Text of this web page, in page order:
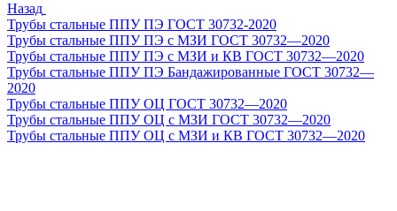
Назад
Трубы стальные ППУ ПЭ ГОСТ 30732-2020
Трубы стальные ППУ ПЭ с МЗИ ГОСТ 30732—2020
Трубы стальные ППУ ПЭ с МЗИ и КВ ГОСТ 30732—2020
Трубы стальные ППУ ПЭ Бандажированные ГОСТ 30732—
2020
Трубы стальные ППУ ОЦ ГОСТ 30732—2020
Трубы стальные ППУ ОЦ с МЗИ ГОСТ 30732—2020
Трубы стальные ППУ ОЦ с МЗИ и КВ ГОСТ 30732—2020